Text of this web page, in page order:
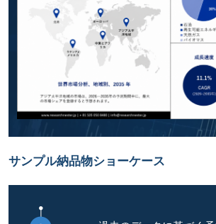
サンプル納品物ショーケース